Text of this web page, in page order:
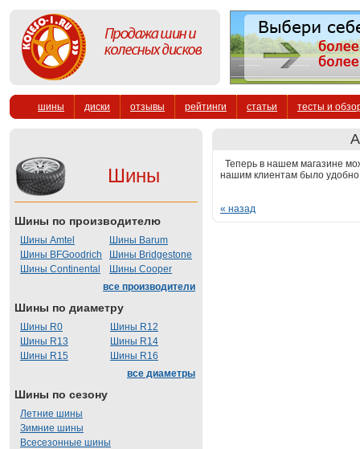
шины диски отзывы рейтинги статьи тесты и
Шины
Шины по производителю
Шины Amtel
Шины Barum
Шины BFGoodrich
Шины Bridgestone
Шины Continental
Шины Cooper
все производители
Шины по диаметру
Шины R0
Шины R12
Шины R13
Шины R14
Шины R15
Шины R16
все диаметры
Шины по сезону
Летние шины
Зимние шины
Всесезонные шины
Теперь в нашем магазине
нашим клиентам было
« назад